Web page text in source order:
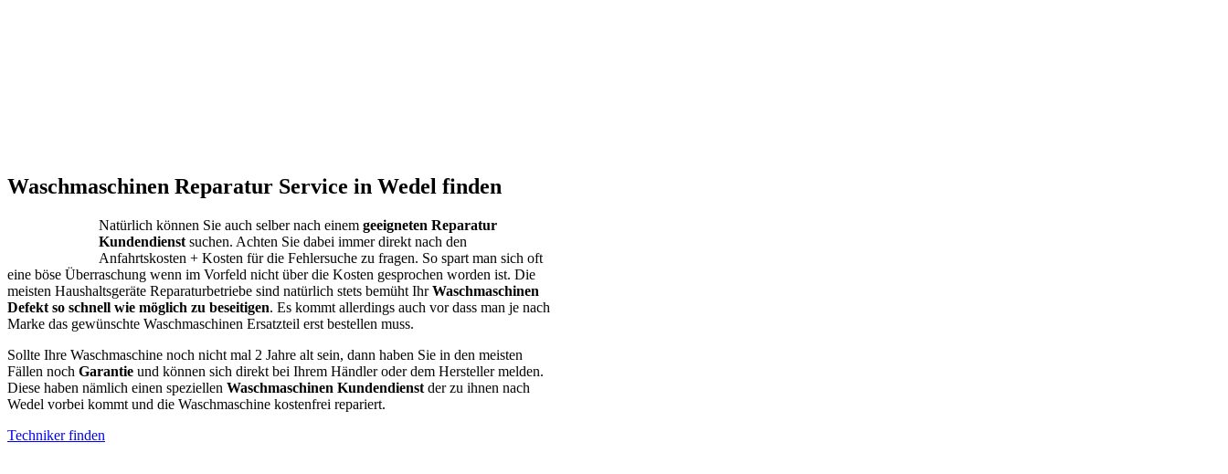
Waschmaschinen Reparatur Service in Wedel finden
Natürlich können Sie auch selber nach einem geeigneten Reparatur
Kundendienst suchen. Achten Sie dabei immer direkt nach den
Anfahrtskosten + Kosten für die Fehlersuche zu fragen. So spart man sich oft
eine böse Überraschung wenn im Vorfeld nicht über die Kosten gesprochen worden ist. Die
meisten Haushaltsgeräte Reparaturbetriebe sind natürlich stets bemüht IhrWaschmaschinen
Defekt so schnell wie möglich zu beseitigen. Es kommt allerdings auch vor dass man je nach
Marke das gewünschte Waschmaschinen Ersatzteil erst bestellen muss.
Sollte Ihre Waschmaschine noch nicht mal 2 Jahre alt sein, dann haben Sie in den meisten
Fällen noch Garantie und können sich direkt bei Ihrem Händler oder dem Hersteller melden.
Diese haben nämlich einen speziellen Waschmaschinen Kundendienst der zu ihnen nach
Wedel vorbei kommt und die Waschmaschine kostenfrei repariert.
Techniker finden